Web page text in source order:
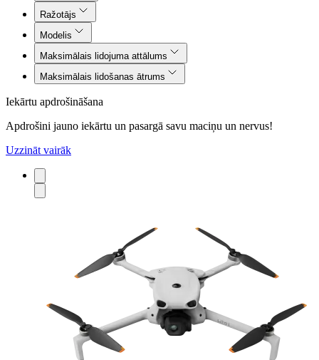
Ražotājs
Modelis
Maksimālais lidojuma attālums
Maksimālais lidošanas ātrums
Iekārtu apdrošināšana
Apdrošini jauno iekārtu un pasargā savu maciņu un nervus!
Uzzināt vairāk